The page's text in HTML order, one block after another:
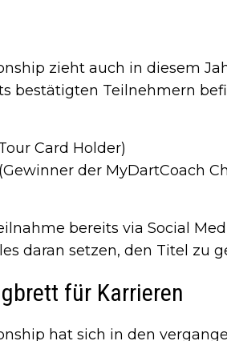
zieht auch in diesem
bestätigten Teilnehmern
Card Holder)
der MyDartCoach
bereits via Social
daran setzen, den Titel zu
für Karrieren
hat sich in den